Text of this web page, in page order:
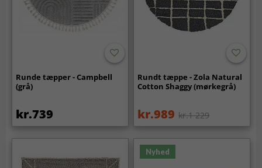
Runde tæpper - Campbell
(grå)
kr.739
Rundt tæppe - Zola Natural
Cotton Shaggy (mørkegrå)
kr.989 kr.1 229
Nyhed